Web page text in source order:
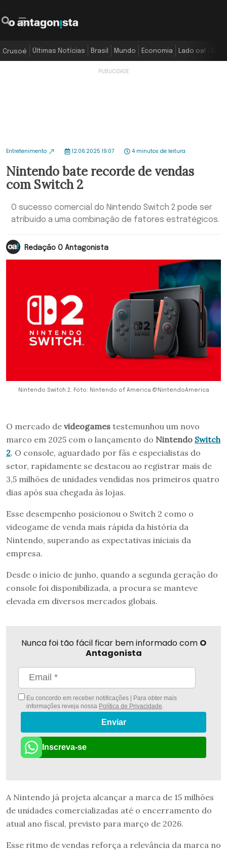
Crusoé Últimas Notícias Brasil Mundo Economia Lado oa!
Entretenimento 12.06.2025 19:07 4 minutos de leitura
Nintendo bate recorde de vendas
com Switch 2
O sucesso comercial do Nintendo Switch 2 pode ser
atribuído a uma combinação de fatores estratégicos.
Redação O Antagonista
Nintendo Switch 2. Foto: Nintendo of America @NintendoAmerica
O mercado de videogames testemunhou um novo
marco em 2025 com o lançamento do Nintendo Switch
2. O console, aguardado por fãs e especialistas do
setor, rapidamente se destacou ao registrar mais de
3,5 milhões de unidades vendidas nos primeiros quatro
dias após sua chegada às lojas.
Esse desempenho posicionou o Switch 2 como o
videogame de venda mais rápida da história da
Nintendo, superando as expectativas iniciais da
empresa.
Desde o início de junho, quando a segunda geração do
console foi disponibilizada, a procura se manteve
elevada em diversos mercados globais.
Nunca foi tão fácil ficar bem informado com O
Antagonista
Eu concordo em receber notificações | Para obter mais
informações reveja nossa Política de Privacidade
Enviar
Inscreva-se
A Nintendo já projeta alcançar a marca de 15 milhões
de unidades comercializadas até o encerramento do
atual ano fiscal, previsto para março de 2026.
Esse ritmo de vendas reforça a relevância da marca no